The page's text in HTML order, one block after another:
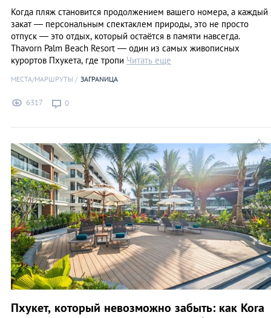
Когда пляж становится продолжением вашего номера, а каждый
закат — персональным спектаклем природы, это не просто
отпуск — это отдых, который остаётся в памяти навсегда.
Thavorn Palm Beach Resort — один из самых живописных
курортов Пхукета, где тропи Читать еще
МЕСТА/МАРШРУТЫ ЗАГРАNИЦА
6317 0
Пхукет, который невозможно забыть: как Kora